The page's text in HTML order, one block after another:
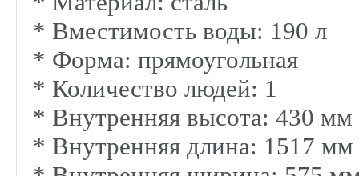
* Вместимость воды: 190 л
* Форма: прямоугольная
* Количество людей: 1
* Внутренняя высота: 430 мм
* Внутренняя длина: 1517 мм